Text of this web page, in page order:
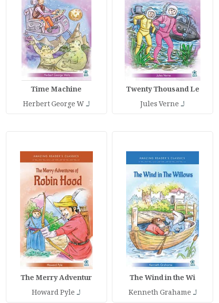
Twenty Thousand Le
لـ Jules Verne
Time Machine
لـHerbert George W
The Wind in the Wi
لـ Kenneth Grahame
The Merry Adventur
لـ Howard Pyle